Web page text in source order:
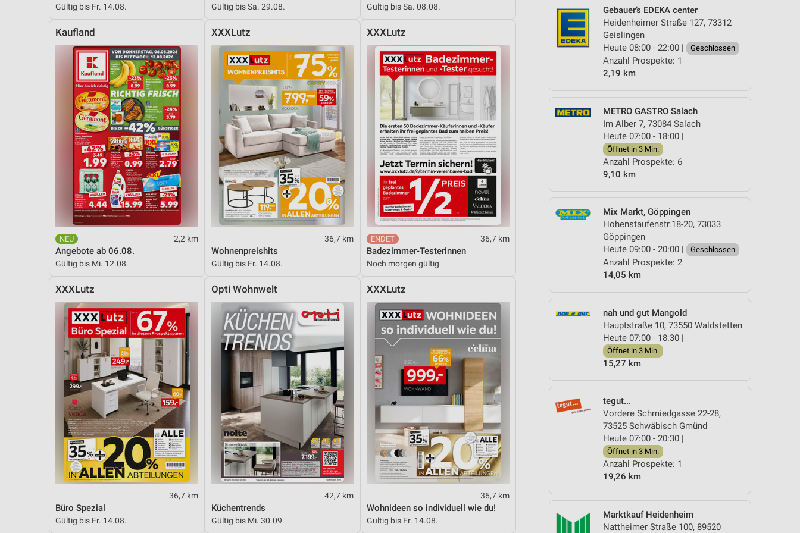
Gebauer’s EDEKA center
Heidenheimer Straße 127, 73312
Geislingen
Heute 08:00 - 22:00 |
Geschlossen
Anzahl Prospekte: 1
2,19 km
METRO GASTRO Salach
Im Alber 7, 73084 Salach
Heute 07:00 - 18:00 |
Öffnet in 3 Min.
Anzahl Prospekte: 6
9,10 km
Mix Markt, Göppingen
Hohenstaufenstr.18-20, 73033
Göppingen
Heute 09:00 - 20:00 |
Geschlossen
Anzahl Prospekte: 2
14,05 km
nah und gut Mangold
Hauptstraße 10, 73550 Waldstetten
Heute 07:00 - 18:30 |
Öffnet in 3 Min.
15,27 km
tegut...
Vordere Schmiedgasse 22-28,
73525 Schwäbisch Gmünd
Heute 07:00 - 20:30 |
Öffnet in 3 Min.
Anzahl Prospekte: 1
19,26 km
Marktkauf Heidenheim
Nattheimer Straße 100, 89520
Gültig bis Fr. 14.08. Gültig bis Sa. 29.08. Gültig bis Sa. 08.08.
Kaufland
2,2 km
Angebote ab 06.08.
Gültig bis Mi. 12.08.
XXXLutz
36,7 km
Wohnenpreishits
Gültig bis Fr. 14.08.
XXXLutz
36,7 km
Badezimmer-Testerinnen
Noch morgen gültig
XXXLutz
36,7 km
Büro Spezial
Gültig bis Fr. 14.08.
Opti Wohnwelt
42,7 km
Küchentrends
Gültig bis Mi. 30.09.
XXXLutz
36,7 km
Wohnideen so individuell wie du!
Gültig bis Fr. 14.08.
Messung der Performance von Inhalten
Analyse von Zielgruppen durch Statistiken oder Kombinationen von Daten aus verschiedenen
Entwicklung und Verbesserung der Angebote
Verwendung reduzierter Daten zur Auswahl von Inhalten
Verwendung genauer Standortdaten
Geräte anhand von aktiv angeforderten Informationen identifizieren
Nicht-IAB-Verarbeitungszwecke:
Funktional